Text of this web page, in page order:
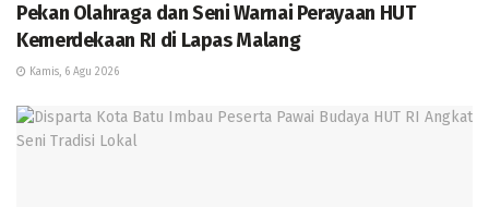
Pekan Olahraga dan Seni Warnai Perayaan HUT
Kemerdekaan RI di Lapas Malang
Kamis, 6 Agu 2026